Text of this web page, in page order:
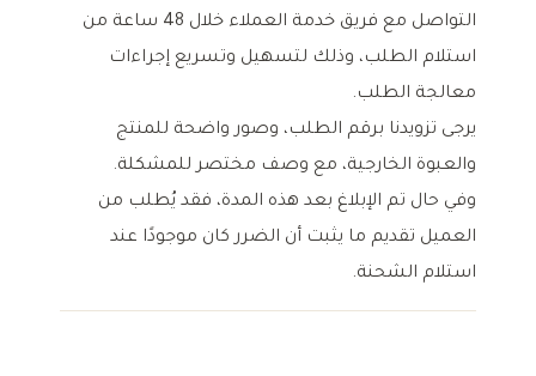
التواصل مع فريق خدمة العملاء خلال 48 ساعة من
استلام الطلب، وذلك لتسهيل وتسريع إجراءات
معالجة الطلب.
يرجى تزويدنا برقم الطلب، وصور واضحة للمنتج
والعبوة الخارجية، مع وصف مختصر للمشكلة.
وفي حال تم الإبلاغ بعد هذه المدة، فقد يُطلب من
العميل تقديم ما يثبت أن الضرر كان موجودًا عند
استلام الشحنة.